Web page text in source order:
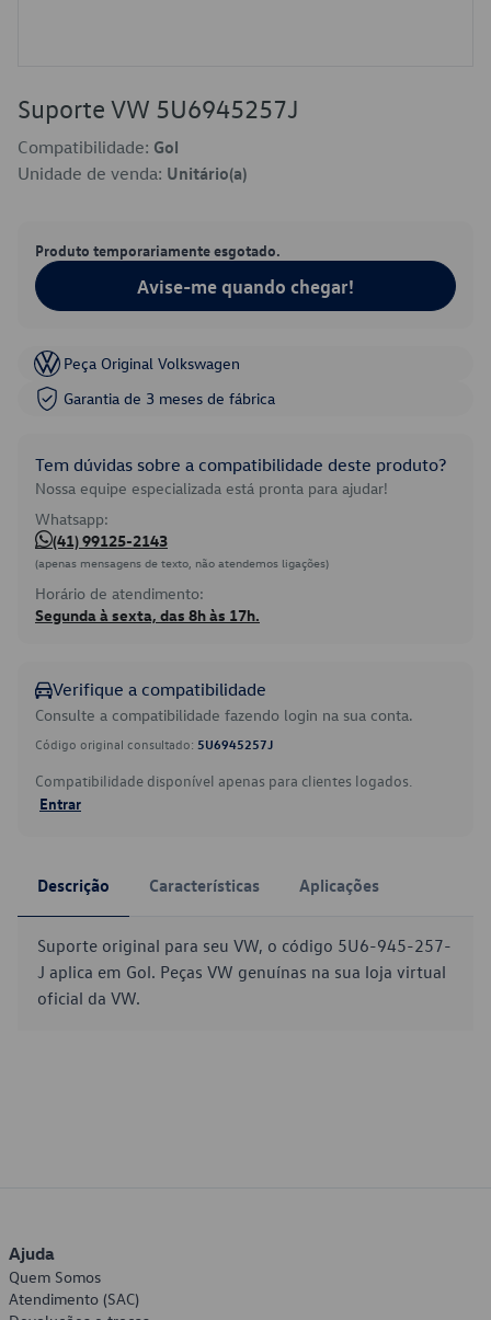
Suporte VW 5U6945257J
Compatibilidade: Gol
Unidade de venda: Unitário(a)
Produto temporariamente esgotado.
Avise-me quando chegar!
Peça Original Volkswagen
Garantia de 3 meses de fábrica
Tem dúvidas sobre a compatibilidade deste produto?
Nossa equipe especializada está pronta para ajudar!
Whatsapp:
(41) 99125-2143
(apenas mensagens de texto, não atendemos ligações)
Horário de atendimento:
Segunda à sexta, das 8h às 17h.
Verifique a compatibilidade
Consulte a compatibilidade fazendo login na sua conta.
Código original consultado: 5U6945257J
Compatibilidade disponível apenas para clientes logados.
Entrar
Descrição Características Aplicações
Suporte original para seu VW, o código 5U6-945-257-
J aplica em Gol. Peças VW genuínas na sua loja virtual
oficial da VW.
Ajuda
Quem Somos
Atendimento (SAC)